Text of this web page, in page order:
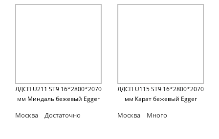
ЛДСП U211 ST9 16*2800*2070
мм Миндаль бежевый Egger
Москва Достаточно
ЛДСП U115 ST9 16*2800*2070
мм Карат бежевый Egger
Москва Много